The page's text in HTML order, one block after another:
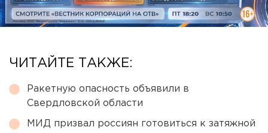
ЧИТАЙТЕ ТАКЖЕ:
Ракетную опасность объявили в
Свердловской области
МИД призвал россиян готовиться к затяжной